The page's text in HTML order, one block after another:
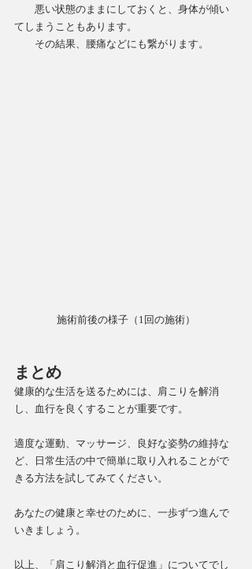
悪い状態のままにしておくと、身体が傾い
てしまうこともあります。
その結果、腰痛などにも繋がります。
施術前後の様子（1回の施術）
まとめ
健康的な生活を送るためには、肩こりを解消
し、血行を良くすることが重要です。
適度な運動、マッサージ、良好な姿勢の維持な
ど、日常生活の中で簡単に取り入れることがで
きる方法を試してみてください。
あなたの健康と幸せのために、一歩ずつ進んで
いきましょう。
以上、「肩こり解消と血行促進」についてでし